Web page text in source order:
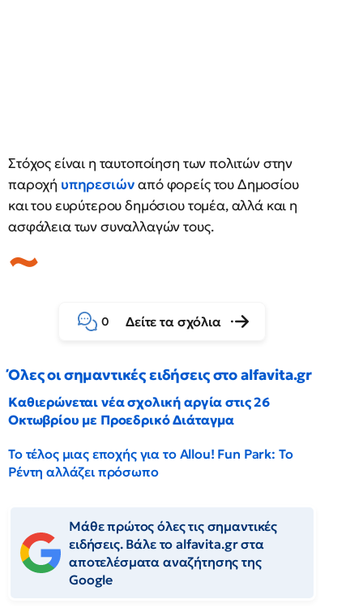
Στόχος είναι η ταυτοποίηση των πολιτών στην
παροχή υπηρεσιώναπό φορείς του Δημοσίου
και του ευρύτερου δημόσιου τομέα, αλλά και η
ασφάλεια των συναλλαγών τους.
0 Δείτε τα σχόλια
Όλες οι σημαντικές ειδήσεις στο alfavita.gr
Καθιερώνεται νέα σχολική αργία στις 26
Οκτωβρίου με Προεδρικό Διάταγμα
Το τέλος μιας εποχής για το Allou! Fun Park: Το
Ρέντη αλλάζει πρόσωπο
Μάθε πρώτος όλες τις σημαντικές
ειδήσεις. Βάλε το alfavita.gr στα
αποτελέσματα αναζήτησης της
Google